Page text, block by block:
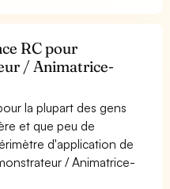
RC pour
/ Animatrice-
la plupart des gens
et que peu de
d'application de
/ Animatrice-